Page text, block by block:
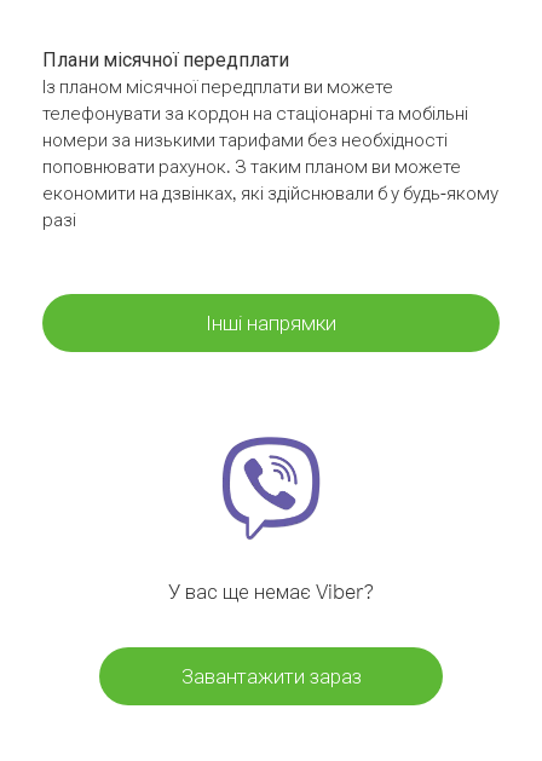
Плани місячної передплати
Із планом місячної передплати ви можете
телефонувати за кордон на стаціонарні та мобільні
номери за низькими тарифами без необхідності
поповнювати рахунок. З таким планом ви можете
економити на дзвінках, які здійснювали б у будь-якому
разі
Інші напрямки
У вас ще немає Viber?
Завантажити зараз